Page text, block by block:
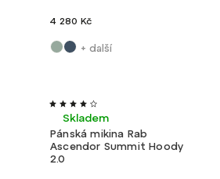
4 280 Kč
+ další
Velmi lehké
Pánská mikina Rab
Ascendor Summit Hoody
2.0
Skladem